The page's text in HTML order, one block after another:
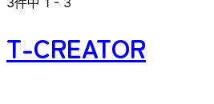
T-CREATOR